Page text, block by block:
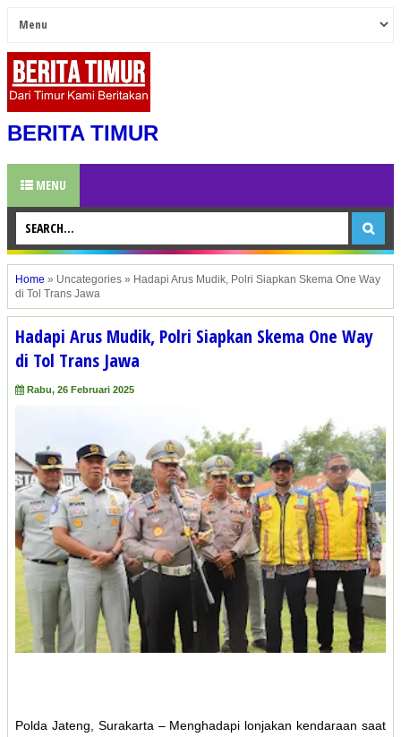
BERITA TIMUR
MENU
Home » Uncategories » Hadapi Arus Mudik, Polri Siapkan Skema One Way
di Tol Trans Jawa
Hadapi Arus Mudik, Polri Siapkan Skema One Way
di Tol Trans Jawa
Rabu, 26 Februari 2025
Polda Jateng, Surakarta – Menghadapi lonjakan kendaraan saat